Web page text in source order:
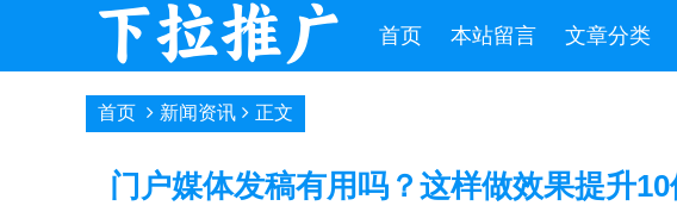
首页 本站留言 文章分类
首页 新闻资讯 正文
门户媒体发稿有用吗？这样做效果提升10